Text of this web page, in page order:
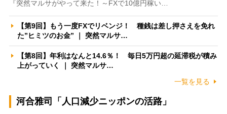
『突然マルサがやって来た！～FXで10億円稼い…
【第9回】もう一度FXでリベンジ！ 種銭は差し押さえを免れ
た”ヒミツのお金” ｜ 突然マルサ…
【第8回】年利はなんと14.6％！ 毎日5万円超の延滞税が積み
上がっていく ｜ 突然マルサ…
一覧を見る
河合雅司「人口減少ニッポンの活路」